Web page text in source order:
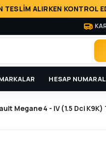
TESLİM ALIRKEN KONTROL
HESAP
Megane 4 - IV (1.5 Dci